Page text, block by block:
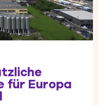
für Europa